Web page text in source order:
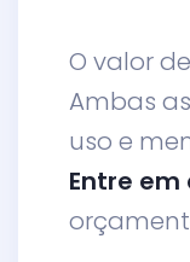
O valor
Ambas
uso e
Entre